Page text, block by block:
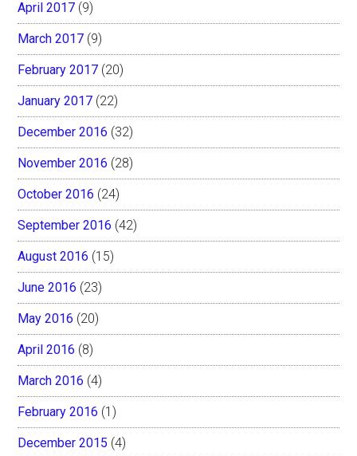
April 2017 (9)
March 2017 (9)
February 2017 (20)
January 2017 (22)
December 2016 (32)
November 2016 (28)
October 2016 (24)
September 2016 (42)
August 2016 (15)
June 2016 (23)
May 2016 (20)
April 2016 (8)
March 2016 (4)
February 2016 (1)
December 2015 (4)